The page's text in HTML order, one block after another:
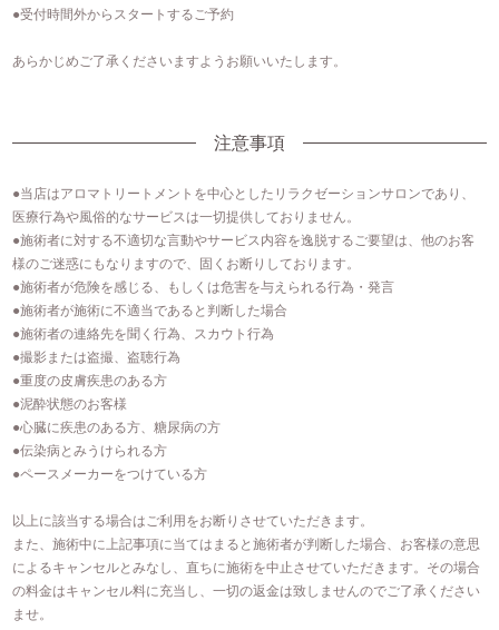
●受付時間外からスタートするご予約
あらかじめご了承くださいますようお願いいたします。
注意事項
●当店はアロマトリートメントを中⼼としたリラクゼーションサロンであり、
医療⾏為や⾵俗的なサービスは⼀切提供しておりません。
●施術者に対する不適切な⾔動やサービス内容を逸脱するご要望は、他のお客
様のご迷惑にもなりますので、固くお断りしております。
●施術者が危険を感じる、もしくは危害を与えられる行為・発言
●施術者が施術に不適当であると判断した場合
●施術者の連絡先を聞く行為、スカウト行為
●撮影または盗撮、盗聴行為
●重度の皮膚疾患のある方
●泥酔状態のお客様
●心臓に疾患のある方、糖尿病の方
●伝染病とみうけられる方
●ペースメーカーをつけている方
以上に該当する場合はご利用をお断りさせていただきます。
また、施術中に上記事項に当てはまると施術者が判断した場合、お客様の意思
によるキャンセルとみなし、直ちに施術を中止させていただきます。その場合
の料金はキャンセル料に充当し、一切の返金は致しませんのでご了承ください
ませ。